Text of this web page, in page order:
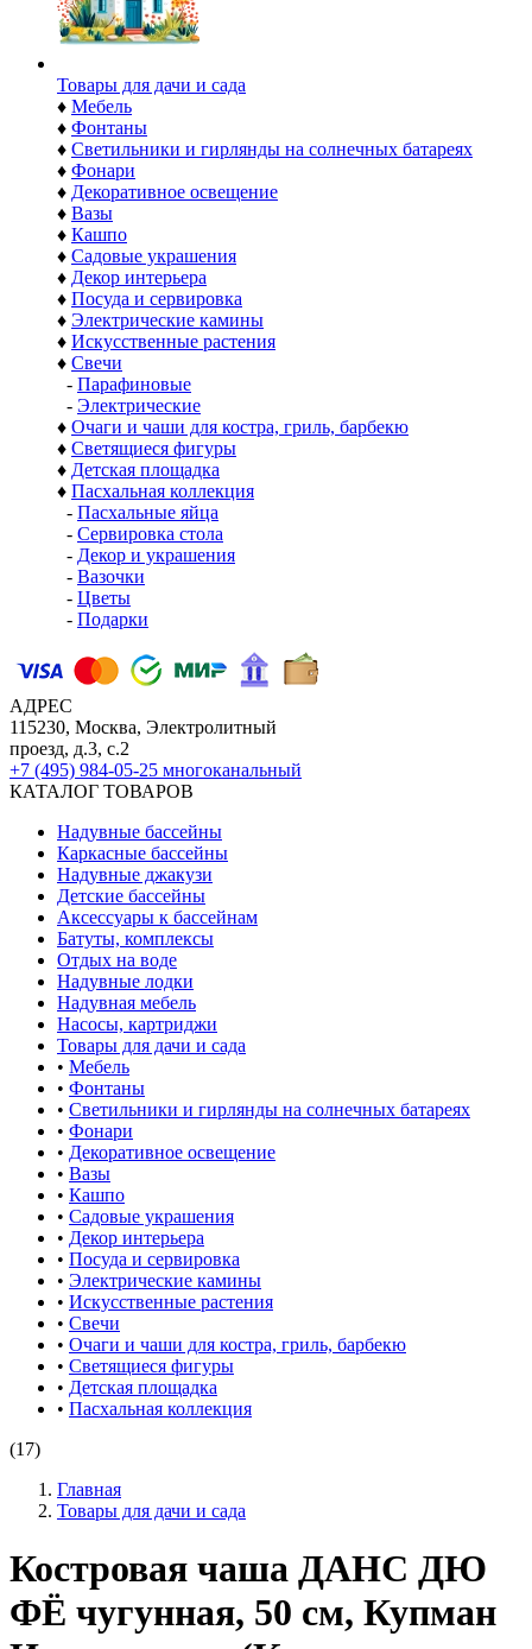
Товары для дачи и сада
♦ Мебель
♦ Фонтаны
♦ Светильники и гирлянды на солнечных батареях
♦ Фонари
♦ Декоративное освещение
♦ Вазы
♦ Кашпо
♦ Садовые украшения
♦ Декор интерьера
♦ Посуда и сервировка
♦ Электрические камины
♦ Искусственные растения
♦ Свечи
- Парафиновые
- Электрические
♦ Очаги и чаши для костра, гриль, барбекю
♦ Светящиеся фигуры
♦ Детская площадка
♦ Пасхальная коллекция
- Пасхальные яйца
- Сервировка стола
- Декор и украшения
- Вазочки
- Цветы
- Подарки
АДРЕС
115230, Москва, Электролитный
проезд, д.3, с.2
+7 (495) 984-05-25 многоканальный
КАТАЛОГ ТОВАРОВ
Надувные бассейны
Каркасные бассейны
Надувные джакузи
Детские бассейны
Аксессуары к бассейнам
Батуты, комплексы
Отдых на воде
Надувные лодки
Надувная мебель
Насосы, картриджи
Товары для дачи и сада
• Мебель
• Фонтаны
• Светильники и гирлянды на солнечных батареях
• Фонари
• Декоративное освещение
• Вазы
• Кашпо
• Садовые украшения
• Декор интерьера
• Посуда и сервировка
• Электрические камины
• Искусственные растения
• Свечи
• Очаги и чаши для костра, гриль, барбекю
• Светящиеся фигуры
• Детская площадка
• Пасхальная коллекция
(17)
Главная
Товары для дачи и сада
Костровая чаша ДАНС ДЮ
ФЁ чугунная, 50 см, Купман